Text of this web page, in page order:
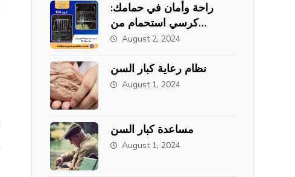
راحة وأمان في حمامك:
كرسي استحمام من
الاستانلس ستيل من
August 2, 2024
نظام رعاية كبار السن
August 1, 2024
مساعدة كبار السن
August 1, 2024